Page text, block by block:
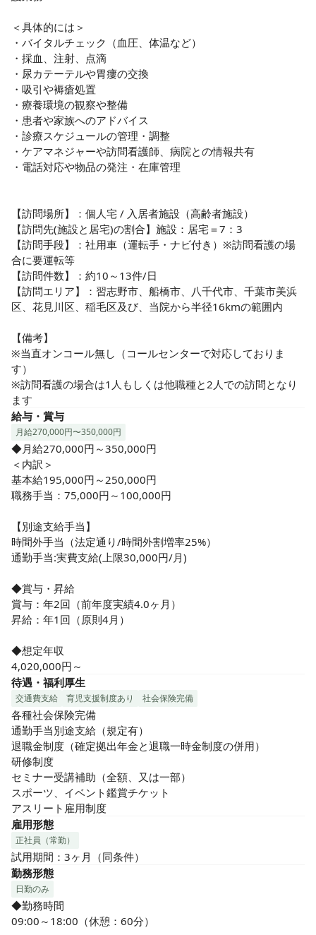
療機関の再生実績も多数。給与形態や福利厚生、休暇の充実
など、スタッフの皆さまが安心して長く働いていただける体
制がしっかりと整っています♪
◎挑戦し続ける法人！スタッフの夢もしっかりサポート！
現状に満足せず、新しいこと、面白そうな事、人のためにな
る事などを率先して行うことを理念として掲げています♪企業
としてだけではなく、スタッフ一人ひとりの目標や夢も大切
にし、全力でサポートしてくれます！「痩せる」「恋人を作
る」など、仕事以外の目標を掲げる人もいたりして、人とし
◎明るく活気のある職場
管理職、院長などを含め、面白いことが好きで、楽しいスタ
ッフが多いので、明るく活気のある雰囲気です♪
◎スタッフの体も心もウェルネスに！
人間関係のストレスを徹底的になくし、もちろん、いじめ・
差別・不公平は一切許容せず、家族のように温かい職場づく
り、「医療機関なのに病気になる職場は最悪だ！」をモット
ーに、利用者さまだけでなく、スタッフも楽しく健康に生活
できるようにサポート体制を整えております！困ったときは
みんなで支え合う安心の環境です！
＜具体的には＞
・バイタルチェック（血圧、体温など）
・採血、注射、点滴
・尿カテーテルや胃瘻の交換
・吸引や褥瘡処置
・療養環境の観察や整備
・患者や家族へのアドバイス
・診療スケジュールの管理・調整
・ケアマネジャーや訪問看護師、病院との情報共有
・電話対応や物品の発注・在庫管理
【訪問場所】：個人宅 / 入居者施設（高齢者施設）
【訪問先(施設と居宅)の割合】施設：居宅＝7：3
【訪問手段】：社用車（運転手・ナビ付き）※訪問看護の場
合に要運転等
【訪問件数】：約10～13件/日
【訪問エリア】：習志野市、船橋市、八千代市、千葉市美浜
区、花見川区、稲毛区及び、当院から半径16kmの範囲内
【備考】
※当直オンコール無し（コールセンターで対応しておりま
す）
※訪問看護の場合は1人もしくは他職種と2人での訪問となり
ます
給与・賞与
月給270,000円〜350,000円
◆月給270,000円～350,000円
＜内訳＞
基本給195,000円～250,000円
職務手当：75,000円～100,000円
【別途支給手当】
時間外手当（法定通り/時間外割増率25%）
通勤手当:実費支給(上限30,000円/月)
◆賞与・昇給
賞与：年2回（前年度実績4.0ヶ月）
昇給：年1回（原則4月）
◆想定年収
4,020,000円～
待遇・福利厚生
交通費支給 育児支援制度あり 社会保険完備
各種社会保険完備
通勤手当別途支給（規定有）
退職金制度（確定拠出年金と退職一時金制度の併用）
研修制度
セミナー受講補助（全額、又は一部）
スポーツ、イベント鑑賞チケット
アスリート雇用制度
雇用形態
正社員（常勤）
試用期間：3ヶ月（同条件）
勤務形態
日勤のみ
◆勤務時間
09:00～18:00（休憩：60分）